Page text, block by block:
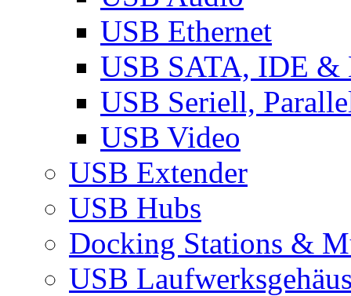
USB Ethernet
USB SATA, IDE &
USB Seriell,
USB Video
USB Extender
USB Hubs
Docking Stations &
USB